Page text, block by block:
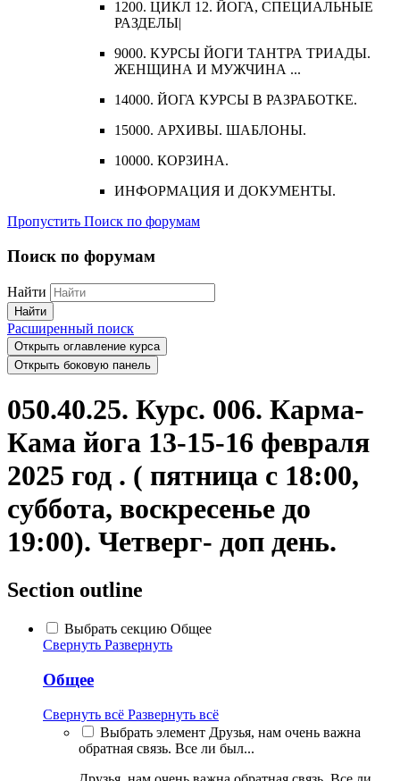
1200. ЦИКЛ 12. ЙОГА, СПЕЦИАЛЬНЫЕ
РАЗДЕЛЫ|
9000. КУРСЫ ЙОГИ ТАНТРА ТРИАДЫ.
ЖЕНЩИНА И МУЖЧИНА ...
14000. ЙОГА КУРСЫ В РАЗРАБОТКЕ.
15000. АРХИВЫ. ШАБЛОНЫ.
10000. КОРЗИНА.
ИНФОРМАЦИЯ И ДОКУМЕНТЫ.
Пропустить Поиск по форумам
Поиск по форумам
Найти
Найти
Расширенный поиск
Открыть оглавление курса
Открыть боковую панель
050.40.25. Курс. 006. Карма-
Кама йога 13-15-16 февраля
2025 год . ( пятница с 18:00,
суббота, воскресенье до
19:00). Четверг- доп день.
Section outline
Выбрать секцию Общее
Свернуть Развернуть
Общее
Свернуть всё Развернуть всё
Выбрать элемент Друзья, нам очень важна
обратная связь. Все ли был...